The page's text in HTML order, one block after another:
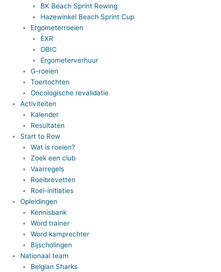
BK Beach Sprint Rowing
Hazewinkel Beach Sprint Cup
Ergometerroeien
EXR
OBIC
Ergometerverhuur
G-roeien
Toertochten
Oncologische revalidatie
Activiteiten
Kalender
Resultaten
Start to Row
Wat is roeien?
Zoek een club
Vaarregels
Roeibrevetten
Roei-initiaties
Opleidingen
Kennisbank
Word trainer
Word kamprechter
Bijscholingen
Nationaal team
Belgian Sharks